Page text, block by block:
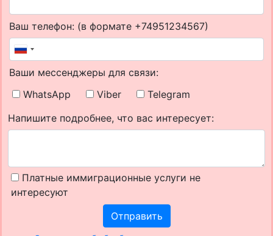
Ваш телефон: (в формате +74951234567)
Ваши мессенджеры для связи:
WhatsApp
Viber
Telegram
Напишите подробнее, что вас интересует:
Платные иммиграционные услуги не
интересуют
Отправить